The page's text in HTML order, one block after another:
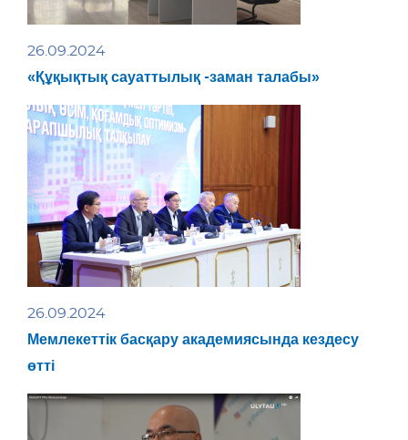
26.09.2024
«Құқықтық сауаттылық -заман талабы»
26.09.2024
Мемлекеттік басқару академиясында кездесу
өтті